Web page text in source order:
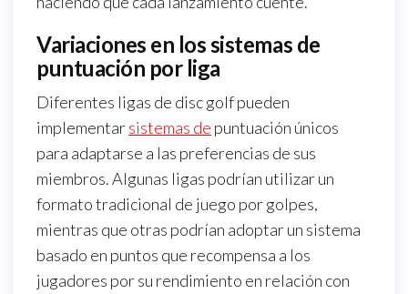
Variaciones en los sistemas de
puntuación por liga
Diferentes ligas de disc golf pueden
implementarsistemas de puntuación únicos
para adaptarse a las preferencias de sus
miembros. Algunas ligas podrían utilizar un
formato tradicional de juego por golpes,
mientras que otras podrían adoptar un sistema
basado en puntos que recompensa a los
jugadores por su rendimiento en relación con